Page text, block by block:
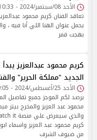
الأحد 08/سبتمبر/2024 - 10:33 م
تعاقد الفنان كريم محمود
يحمل عنوان الهنا اللي أنا فيه ،
بهجت قمر
كريم محمود عبدالعزيز
الجديد "مملكة الحرير"
الأحد 25/أغسطس/2024 - 09:05 م
يرصد لكم الموجز جميع تفاصيل
محمود عبد العزيز والمخرج بيتر
كريم محمود عبد العزيز واسماء
من ضيوف الشرف